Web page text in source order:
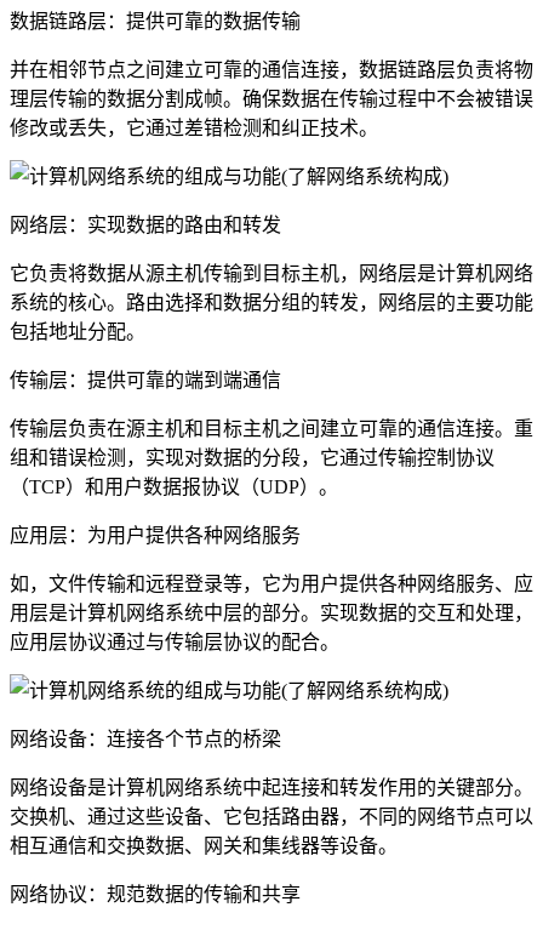
数据链路层：提供可靠的数据传输
并在相邻节点之间建立可靠的通信连接，数据链路层负责将物
理层传输的数据分割成帧。确保数据在传输过程中不会被错误
修改或丢失，它通过差错检测和纠正技术。
网络层：实现数据的路由和转发
它负责将数据从源主机传输到目标主机，网络层是计算机网络
系统的核心。路由选择和数据分组的转发，网络层的主要功能
包括地址分配。
传输层：提供可靠的端到端通信
传输层负责在源主机和目标主机之间建立可靠的通信连接。重
组和错误检测，实现对数据的分段，它通过传输控制协议
（TCP）和用户数据报协议（UDP）。
应用层：为用户提供各种网络服务
如，文件传输和远程登录等，它为用户提供各种网络服务、应
用层是计算机网络系统中层的部分。实现数据的交互和处理，
应用层协议通过与传输层协议的配合。
网络设备：连接各个节点的桥梁
网络设备是计算机网络系统中起连接和转发作用的关键部分。
交换机、通过这些设备、它包括路由器，不同的网络节点可以
相互通信和交换数据、网关和集线器等设备。
网络协议：规范数据的传输和共享